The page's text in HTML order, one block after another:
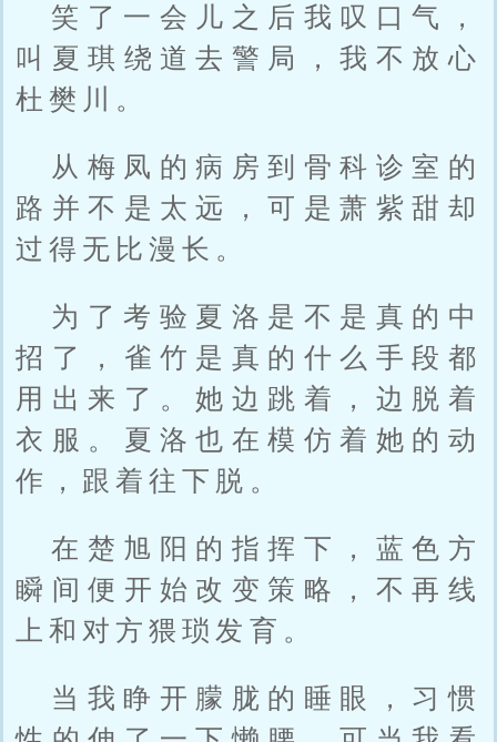
笑了一会儿之后我叹口气，
叫夏琪绕道去警局，我不放心
杜樊川。
从梅凤的病房到骨科诊室的
路并不是太远，可是萧紫甜却
过得无比漫长。
为了考验夏洛是不是真的中
招了，雀竹是真的什么手段都
用出来了。她边跳着，边脱着
衣服。夏洛也在模仿着她的动
作，跟着往下脱。
在楚旭阳的指挥下，蓝色方
瞬间便开始改变策略，不再线
上和对方猥琐发育。
当我睁开朦胧的睡眼，习惯